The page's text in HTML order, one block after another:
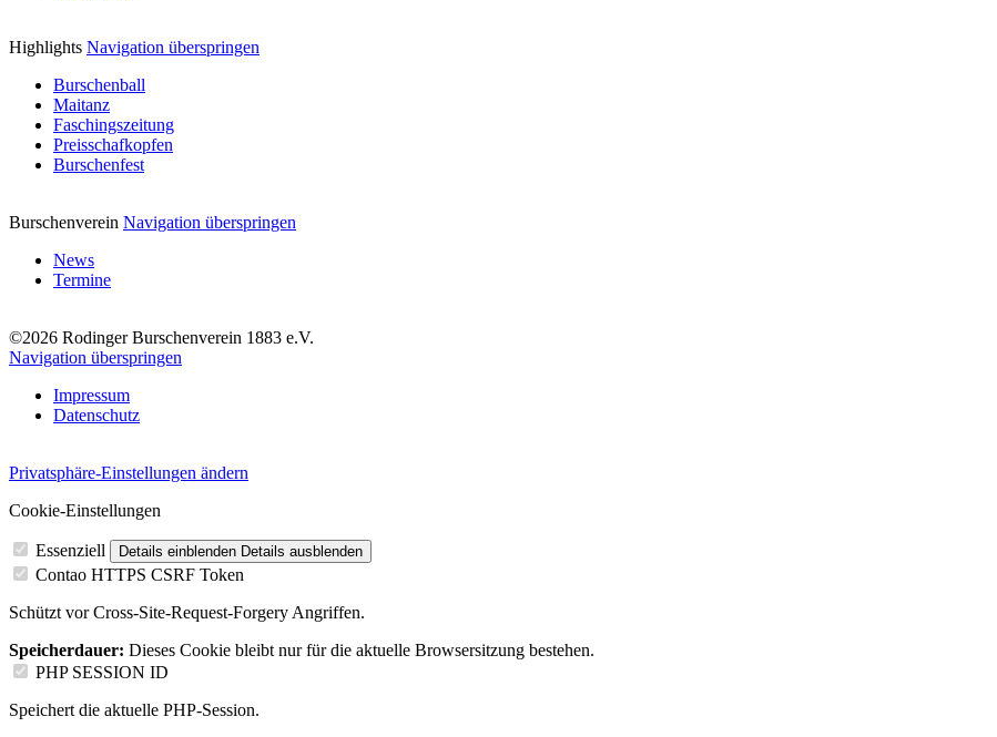
Highlights Navigation überspringen
Burschenball
Maitanz
Faschingszeitung
Preisschafkopfen
Burschenfest
Burschenverein Navigation überspringen
News
Termine
©2026 Rodinger Burschenverein 1883 e.V.
Navigation überspringen
Impressum
Datenschutz
Privatsphäre-Einstellungen ändern
Cookie-Einstellungen
Essenziell Details einblenden Details ausblenden
Contao HTTPS CSRF Token
Schützt vor Cross-Site-Request-Forgery Angriffen.
Speicherdauer: Dieses Cookie bleibt nur für die aktuelle Browsersitzung bestehen.
PHP SESSION ID
Speichert die aktuelle PHP-Session.